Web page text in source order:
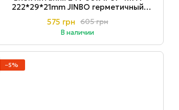
222*29*21mm JINBO герметичный
605 грн
575 грн
В наличии
−5%